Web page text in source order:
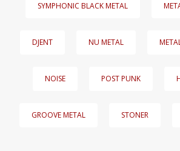
SYMPHONIC BLACK METAL
DJENT NU METAL
NOISE POST PUNK
GROOVE METAL STONER